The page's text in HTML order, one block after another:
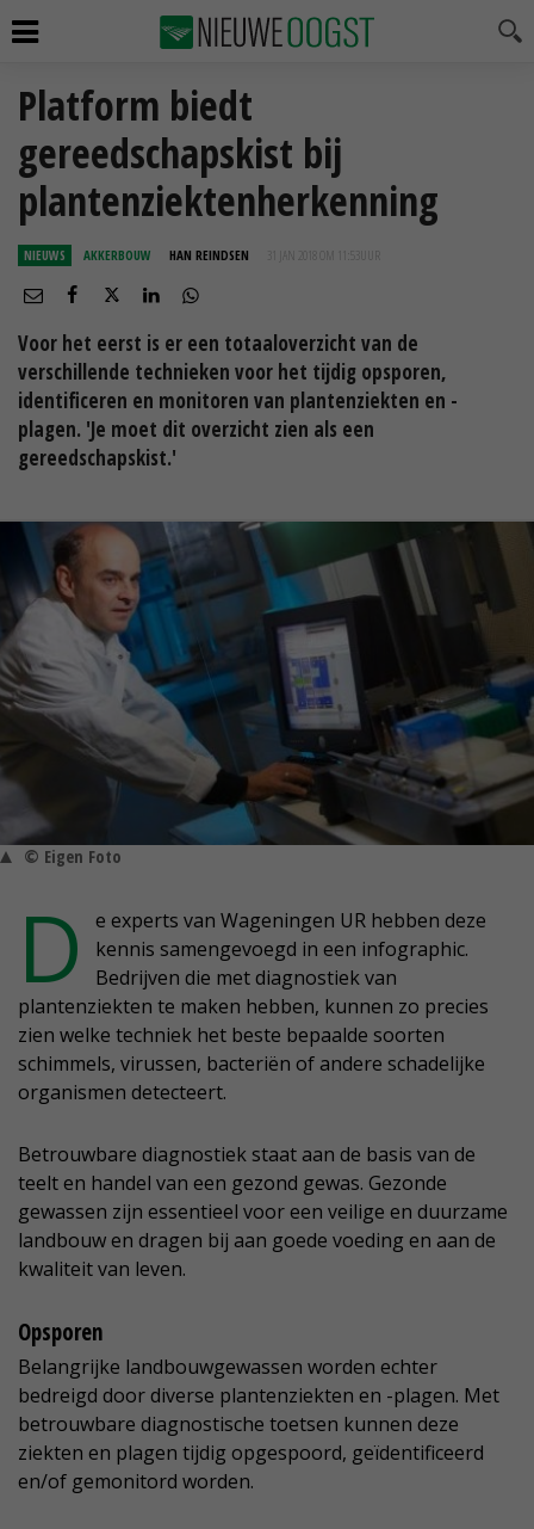
Platform biedt
gereedschapskist bij
plantenziektenherkenning
NIEUWS AKKERBOUW HAN REINDSEN 31 JAN 2018 OM 11:53
Voor het eerst is er een totaaloverzicht van de
verschillende technieken voor het tijdig opsporen,
identificeren en monitoren van plantenziekten en -
plagen. 'Je moet dit overzicht zien als een
gereedschapskist.'
© Eigen Foto
D
e experts van Wageningen UR hebben deze
kennis samengevoegd in een infographic.
Bedrijven die met diagnostiek van
plantenziekten te maken hebben, kunnen zo precies
zien welke techniek het beste bepaalde soorten
schimmels, virussen, bacteriën of andere schadelijke
organismen detecteert.
Betrouwbare diagnostiek staat aan de basis van de
teelt en handel van een gezond gewas. Gezonde
gewassen zijn essentieel voor een veilige en duurzame
landbouw en dragen bij aan goede voeding en aan de
kwaliteit van leven.
Opsporen
Belangrijke landbouwgewassen worden echter
bedreigd door diverse plantenziekten en -plagen. Met
betrouwbare diagnostische toetsen kunnen deze
ziekten en plagen tijdig opgespoord, geïdentificeerd
en/of gemonitord worden.